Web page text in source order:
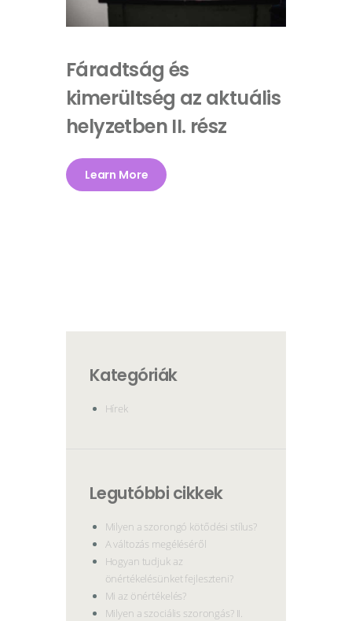
Fáradtság és
kimerültség az aktuális
helyzetben II. rész
Learn More
Kategóriák
Hírek
Legutóbbi cikkek
Milyen a szorongó kötődési stílus?
A változás megéléséről
Hogyan tudjuk az
önértékelésünket fejleszteni?
Mi az önértékelés?
Milyen a szociális szorongás? II.